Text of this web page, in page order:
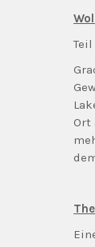
Ort